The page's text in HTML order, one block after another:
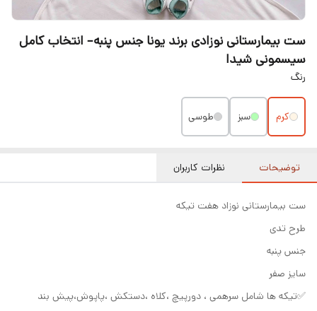
ست بیمارستانی نوزادی برند یونا جنس پنبه– انتخاب کامل
سیسمونی شیدا
رنگ
کرم سبز طوسی
توضیحات نظرات کاربران
ست بیمارستانی نوزاد هفت تیکه
طرح تدی
جنس پنبه
سایز صفر
✅تیکه ها شامل سرهمی ، دورپیچ ،کلاه ،دستکش ،پاپوش،پیش بند